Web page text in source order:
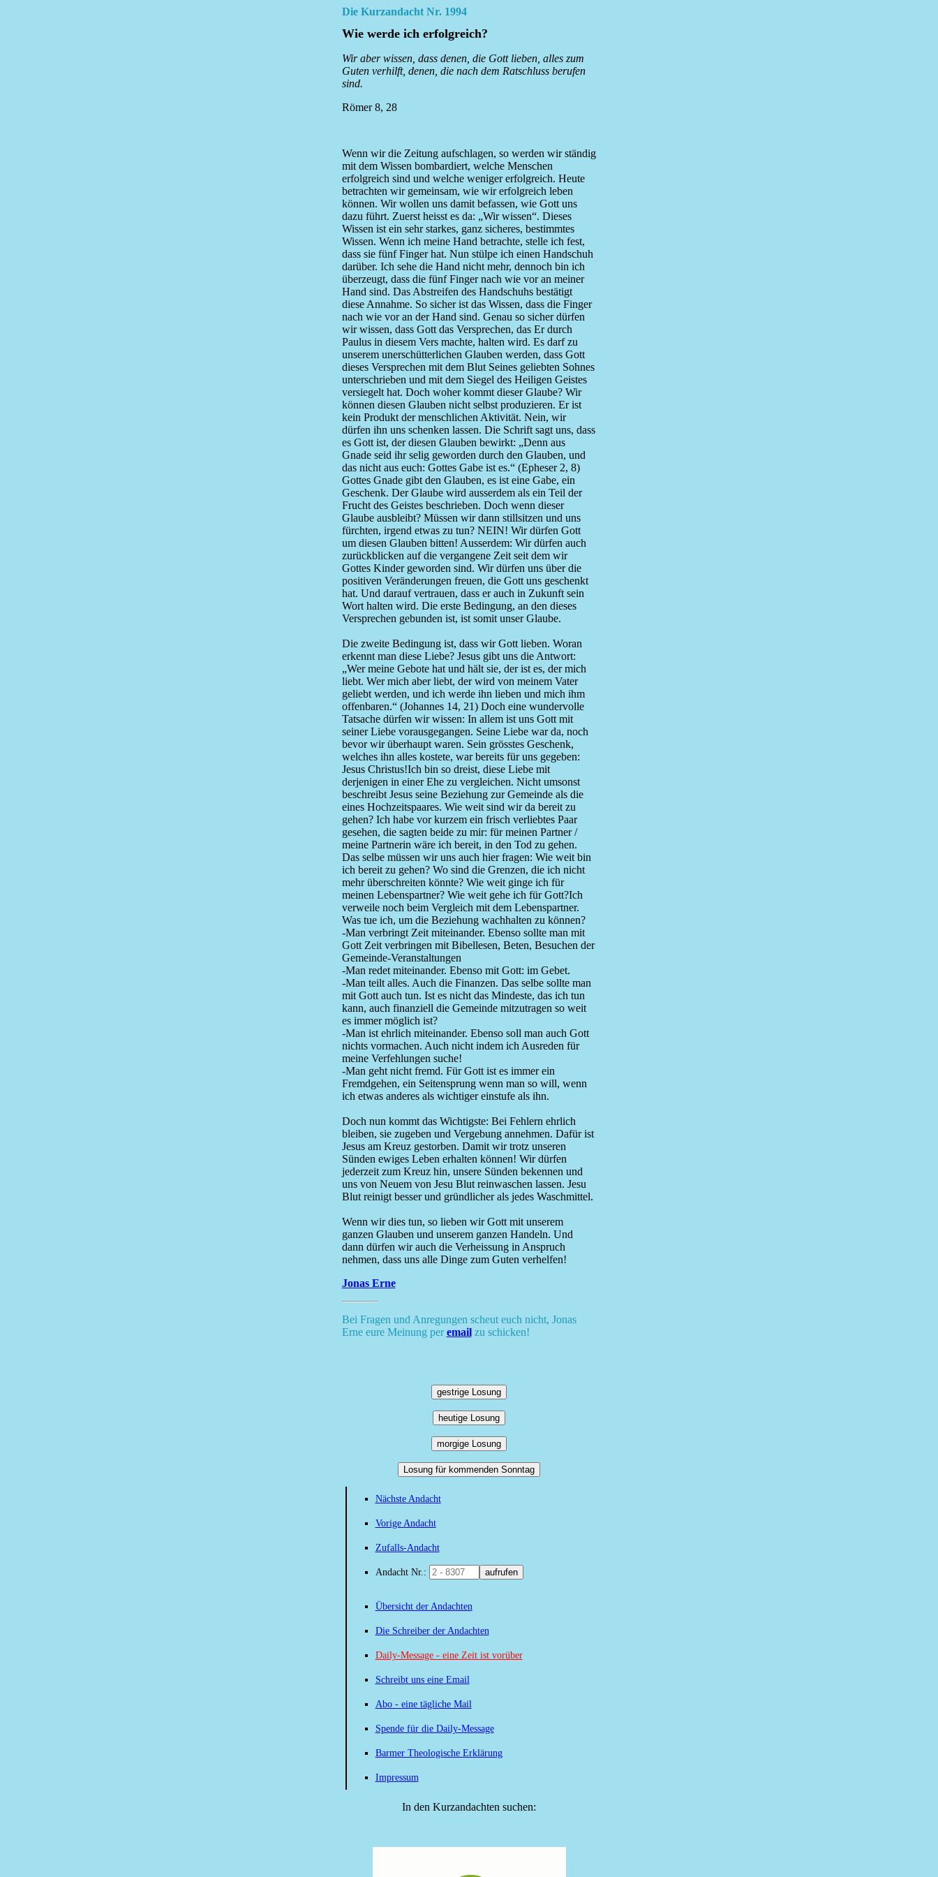
Die Kurzandacht Nr. 1994
Wie werde ich erfolgreich?
Wir aber wissen, dass denen, die Gott lieben, alles zum
Guten verhilft, denen, die nach dem Ratschluss berufen
sind.
Römer 8, 28
Wenn wir die Zeitung aufschlagen, so werden wir ständig
mit dem Wissen bombardiert, welche Menschen
erfolgreich sind und welche weniger erfolgreich. Heute
betrachten wir gemeinsam, wie wir erfolgreich leben
können. Wir wollen uns damit befassen, wie Gott uns
dazu führt. Zuerst heisst es da: „Wir wissen“. Dieses
Wissen ist ein sehr starkes, ganz sicheres, bestimmtes
Wissen. Wenn ich meine Hand betrachte, stelle ich fest,
dass sie fünf Finger hat. Nun stülpe ich einen Handschuh
darüber. Ich sehe die Hand nicht mehr, dennoch bin ich
überzeugt, dass die fünf Finger nach wie vor an meiner
Hand sind. Das Abstreifen des Handschuhs bestätigt
diese Annahme. So sicher ist das Wissen, dass die Finger
nach wie vor an der Hand sind. Genau so sicher dürfen
wir wissen, dass Gott das Versprechen, das Er durch
Paulus in diesem Vers machte, halten wird. Es darf zu
unserem unerschütterlichen Glauben werden, dass Gott
dieses Versprechen mit dem Blut Seines geliebten Sohnes
unterschrieben und mit dem Siegel des Heiligen Geistes
versiegelt hat. Doch woher kommt dieser Glaube? Wir
können diesen Glauben nicht selbst produzieren. Er ist
kein Produkt der menschlichen Aktivität. Nein, wir
dürfen ihn uns schenken lassen. Die Schrift sagt uns, dass
es Gott ist, der diesen Glauben bewirkt: „Denn aus
Gnade seid ihr selig geworden durch den Glauben, und
das nicht aus euch: Gottes Gabe ist es.“ (Epheser 2, 8)
Gottes Gnade gibt den Glauben, es ist eine Gabe, ein
Geschenk. Der Glaube wird ausserdem als ein Teil der
Frucht des Geistes beschrieben. Doch wenn dieser
Glaube ausbleibt? Müssen wir dann stillsitzen und uns
fürchten, irgend etwas zu tun? NEIN! Wir dürfen Gott
um diesen Glauben bitten! Ausserdem: Wir dürfen auch
zurückblicken auf die vergangene Zeit seit dem wir
Gottes Kinder geworden sind. Wir dürfen uns über die
positiven Veränderungen freuen, die Gott uns geschenkt
hat. Und darauf vertrauen, dass er auch in Zukunft sein
Wort halten wird. Die erste Bedingung, an den dieses
Versprechen gebunden ist, ist somit unser Glaube.
Die zweite Bedingung ist, dass wir Gott lieben. Woran
erkennt man diese Liebe? Jesus gibt uns die Antwort:
„Wer meine Gebote hat und hält sie, der ist es, der mich
liebt. Wer mich aber liebt, der wird von meinem Vater
geliebt werden, und ich werde ihn lieben und mich ihm
offenbaren.“ (Johannes 14, 21) Doch eine wundervolle
Tatsache dürfen wir wissen: In allem ist uns Gott mit
seiner Liebe vorausgegangen. Seine Liebe war da, noch
bevor wir überhaupt waren. Sein grösstes Geschenk,
welches ihn alles kostete, war bereits für uns gegeben:
Jesus Christus!Ich bin so dreist, diese Liebe mit
derjenigen in einer Ehe zu vergleichen. Nicht umsonst
beschreibt Jesus seine Beziehung zur Gemeinde als die
eines Hochzeitspaares. Wie weit sind wir da bereit zu
gehen? Ich habe vor kurzem ein frisch verliebtes Paar
gesehen, die sagten beide zu mir: für meinen Partner /
meine Partnerin wäre ich bereit, in den Tod zu gehen.
Das selbe müssen wir uns auch hier fragen: Wie weit bin
ich bereit zu gehen? Wo sind die Grenzen, die ich nicht
mehr überschreiten könnte? Wie weit ginge ich für
meinen Lebenspartner? Wie weit gehe ich für Gott?Ich
verweile noch beim Vergleich mit dem Lebenspartner.
Was tue ich, um die Beziehung wachhalten zu können?
-Man verbringt Zeit miteinander. Ebenso sollte man mit
Gott Zeit verbringen mit Bibellesen, Beten, Besuchen der
Gemeinde-Veranstaltungen
-Man redet miteinander. Ebenso mit Gott: im Gebet.
-Man teilt alles. Auch die Finanzen. Das selbe sollte man
mit Gott auch tun. Ist es nicht das Mindeste, das ich tun
kann, auch finanziell die Gemeinde mitzutragen so weit
es immer möglich ist?
-Man ist ehrlich miteinander. Ebenso soll man auch Gott
nichts vormachen. Auch nicht indem ich Ausreden für
meine Verfehlungen suche!
-Man geht nicht fremd. Für Gott ist es immer ein
Fremdgehen, ein Seitensprung wenn man so will, wenn
ich etwas anderes als wichtiger einstufe als ihn.
Doch nun kommt das Wichtigste: Bei Fehlern ehrlich
bleiben, sie zugeben und Vergebung annehmen. Dafür ist
Jesus am Kreuz gestorben. Damit wir trotz unseren
Sünden ewiges Leben erhalten können! Wir dürfen
jederzeit zum Kreuz hin, unsere Sünden bekennen und
uns von Neuem von Jesu Blut reinwaschen lassen. Jesu
Blut reinigt besser und gründlicher als jedes Waschmittel.
Wenn wir dies tun, so lieben wir Gott mit unserem
ganzen Glauben und unserem ganzen Handeln. Und
dann dürfen wir auch die Verheissung in Anspruch
nehmen, dass uns alle Dinge zum Guten verhelfen!
Jonas Erne
Bei Fragen und Anregungen scheut euch nicht, Jonas
Erne eure Meinung peremailzu schicken!
gestrige Losung
heutige Losung
morgige Losung
Losung für kommenden Sonntag
Nächste Andacht
Vorige Andacht
Zufalls-Andacht
Andacht Nr.: aufrufen
Übersicht der Andachten
Die Schreiber der Andachten
Daily-Message - eine Zeit ist vorüber
Schreibt uns eine Email
Abo - eine tägliche Mail
Spende für die Daily-Message
Barmer Theologische Erklärung
Impressum
In den Kurzandachten suchen: